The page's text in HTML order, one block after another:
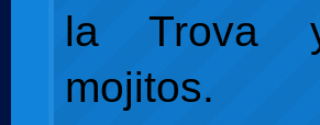
la Trova
mojitos.